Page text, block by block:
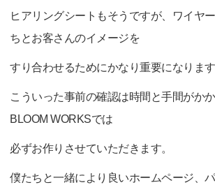
ヒアリングシートもそうですが、ワイヤ
ちとお客さんのイメージを
すり合わせるためにかなり重要になります
こういった事前の確認は時間と手間がかか
BLOOM WORKSでは
必ずお作りさせていただきます。
僕たちと一緒により良いホームページ、